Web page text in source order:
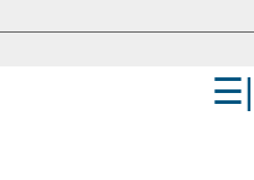
☰|